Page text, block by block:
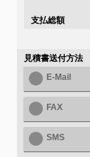
支払総額
見積書送付方法
E-Mail
FAX
SMS